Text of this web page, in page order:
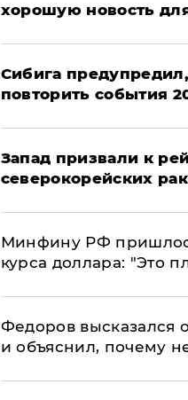
хорошую новость
Сибига
повторить события
Запад призвали к
северокорейских
Минфину РФ
курса доллара: "Это
Федоров высказался
и объяснил, почему